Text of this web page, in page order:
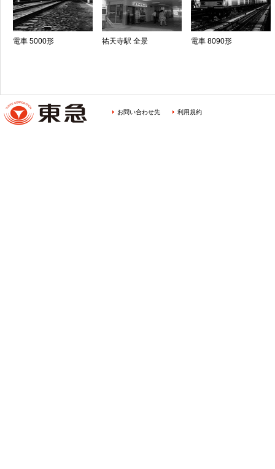
電車 5000形 祐天寺駅 全景 電車 8090形
お問い合わせ先 利用規約